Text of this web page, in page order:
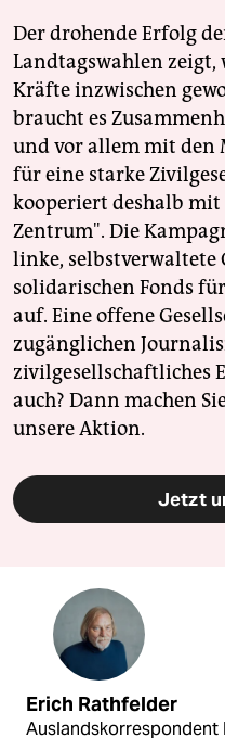
Der drohende Erfolg
Landtagswahlen
Kräfte inzwischen
braucht es
und vor allem mit den
für eine starke
kooperiert deshalb
Zentrum". Die
linke, selbstverwaltete
solidarischen Fonds
auf. Eine offene
zugänglichen
zivilgesellschaftliches
auch? Dann machen
unsere Aktion.
Jetzt
Erich Rathfelder
Auslandskorrespondent